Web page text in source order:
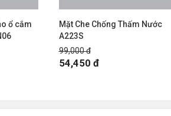
ổ cắm
Mặt Che Chống Thấm Nước
A223S
99,000 đ
54,450 đ